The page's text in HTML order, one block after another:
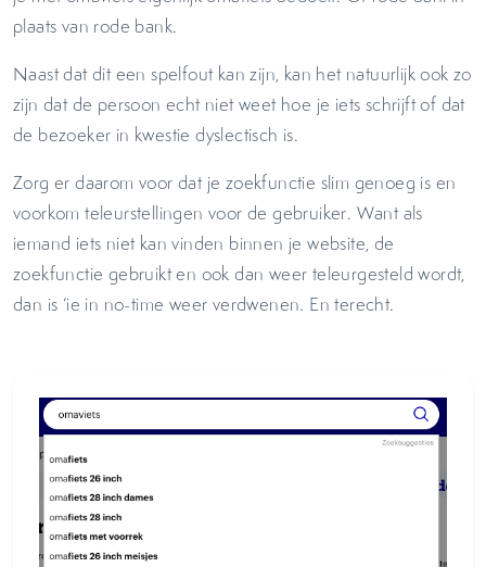
plaats van rode bank.
Naast dat dit een spelfout kan zijn, kan het natuurlijk ook zo
zijn dat de persoon echt niet weet hoe je iets schrijft of dat
de bezoeker in kwestie dyslectisch is.
Zorg er daarom voor dat je zoekfunctie slim genoeg is en
voorkom teleurstellingen voor de gebruiker. Want als
iemand iets niet kan vinden binnen je website, de
zoekfunctie gebruikt en ook dan weer teleurgesteld wordt,
dan is ‘ie in no-time weer verdwenen. En terecht.